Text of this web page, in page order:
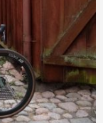
SORTERA PÅ
RENSA